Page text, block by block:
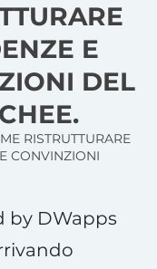
E
DEL
RISTRUTTURARE
CONVINZIONI
by DWapps